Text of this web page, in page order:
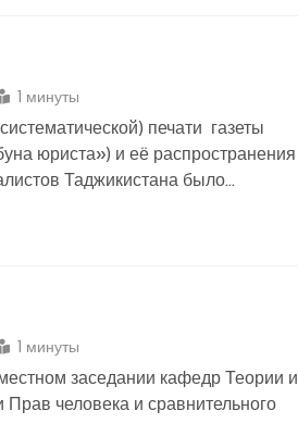
1 минуты
печати газеты
юриста») и её распространения
Таджикистана было…
1 минуты
заседании кафедр Теории и
Прав человека и сравнительного